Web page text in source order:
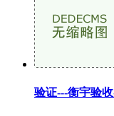
验证---衡宇验